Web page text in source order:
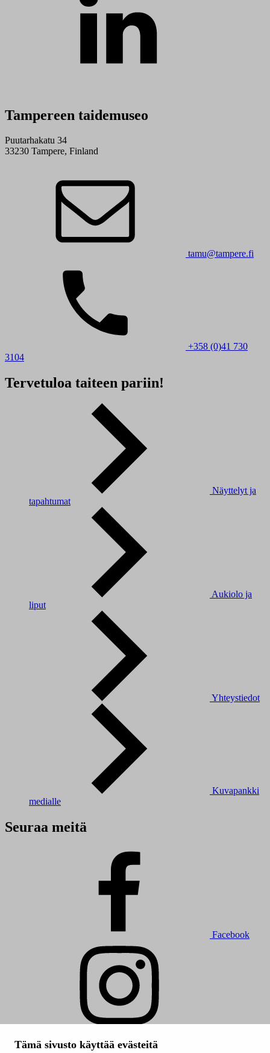
Tämä sivusto käyttää evästeitä
Tampereen taidemuseo
Puutarhakatu 34
33230 Tampere, Finland
tamu@tampere.fi
+358 (0)41 730
3104
Tervetuloa taiteen pariin!
Näyttelyt ja
tapahtumat
Aukiolo ja
liput
Yhteystiedot
Kuvapankki
medialle
Seuraa meitä
Facebook
Instagram
© 2026 Tampereen kaupunki